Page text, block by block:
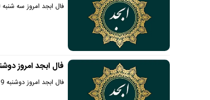
فال ابجد امروز سه شنبه 10 تیر 1404 را در سایت دیجی سرگرمی بخوانید.
فال ابجد امروز دوشنبه 9 تیر 1404 | موفقیت و درخشش از
فال ابجد امروز دوشنبه 9 تیر 1404 را در سایت دیجی سرگرمی بخوانید.